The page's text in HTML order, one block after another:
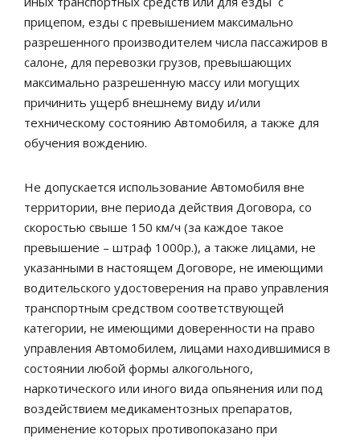
прицепом, езды с превышением максимально
разрешенного производителем числа пассажиров в
салоне, для перевозки грузов, превышающих
максимально разрешенную массу или могущих
причинить ущерб внешнему виду и/или
техническому состоянию Автомобиля, а также для
обучения вождению.
Не допускается использование Автомобиля вне
территории, вне периода действия Договора, со
скоростью свыше 150 км/ч (за каждое такое
превышение – штраф 1000р.), а также лицами, не
указанными в настоящем Договоре, не имеющими
водительского удостоверения на право управления
транспортным средством соответствующей
категории, не имеющими доверенности на право
управления Автомобилем, лицами находившимися в
состоянии любой формы алкогольного,
наркотического или иного вида опьянения или под
воздействием медикаментозных препаратов,
применение которых противопоказано при